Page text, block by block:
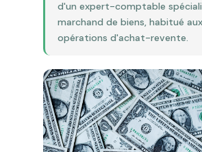
d'un expert-comptable
marchand de biens, habitué aux
opérations d'achat-revente.